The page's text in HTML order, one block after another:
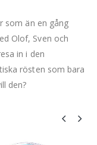
som än en gång
Olof, Sven och
in i den
rösten som bara
den?